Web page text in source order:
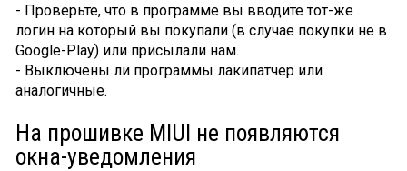
- Проверьте, что в программе вы вводите тот-же
логин на который вы покупали (в случае покупки не в
Google-Play) или присылали нам.
- Выключены ли программы лакипатчер или
аналогичные.
На прошивке MIUI не появляются
окна-уведомления